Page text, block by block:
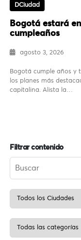
DCiudad
Bogotá estará
cumpleaños
agosto 3, 2026
Bogotá cumple años y
los planes más
capitalina. Alista la…
Filtrar contenido